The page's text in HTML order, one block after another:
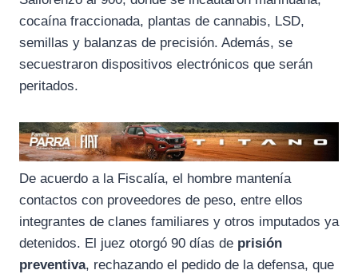
cocaína fraccionada, plantas de cannabis, LSD,
semillas y balanzas de precisión. Además, se
secuestraron dispositivos electrónicos que serán
peritados.
De acuerdo a la Fiscalía, el hombre mantenía
contactos con proveedores de peso, entre ellos
integrantes de clanes familiares y otros imputados ya
detenidos. El juez otorgó 90 días de prisión
preventiva, rechazando el pedido de la defensa, que